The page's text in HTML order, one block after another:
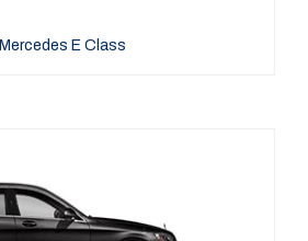
Mercedes E Class